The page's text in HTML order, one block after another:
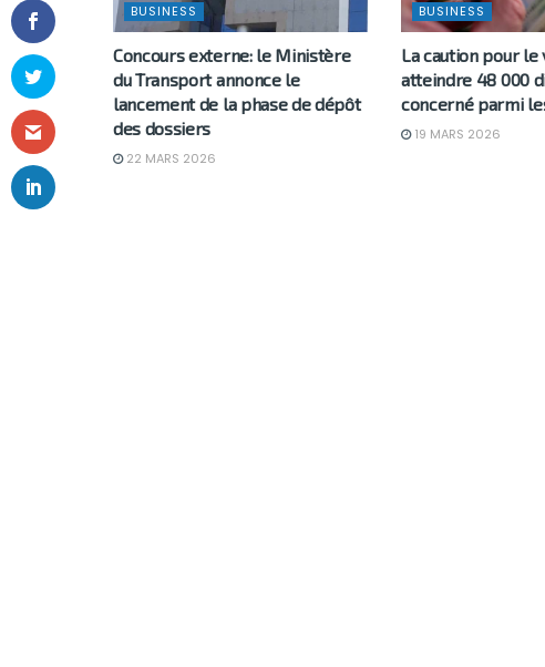
BUSINESS
Concours externe: le Ministère
du Transport annonce le
lancement de la phase de dépôt
des dossiers
22 MARS 2026
BUSINESS
La caution pour le
atteindre 48 000
concerné parmi
19 MARS 2026